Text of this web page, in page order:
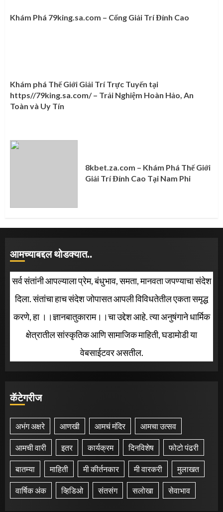
Khám Phá 79king.sa.com – Cổng Giải Trí Đỉnh Cao
Khám phá Thế Giới Giải Trí Trực Tuyến tại
https//79king.sa.com/ – Trải Nghiệm Hoàn Hảo, An
Toàn và Uy Tín
8kbet.za.com – Khám Phá Thế Giới
Giải Trí Đỉnh Cao Tại Nam Phi
आमच्याबद्दल थोडक्यात..
सर्व संतांनी आपल्याला प्रेम, बंधुभाव, समता, मानवता जपण्याचा संदेश
दिला. संतांचा हाच संदेश जोपासत आपली विविधतेतील एकता समृद्ध
करणे, हा ।।ज्ञानबातुकाराम।।चा उद्देश आहे. त्या अनुषंगाने धार्मिक
क्षेत्रातील सांस्कृतिक आणि सामाजिक माहिती, घडामोडी या
वेबसाईटवर असतील.
कॅटेगरीज
अभंग अक्षरे आणखी आमचं मंदिर आमचा उत्सव
आमची वारी इतर कार्यक्रम दिनविशेष फोटो पंढरी
बातम्या माहिती मी कीर्तनकार मी वारकरी मुलाखत
वार्षिक अंक व्हिडिओ संतसंग सलोखा सेवाभाव